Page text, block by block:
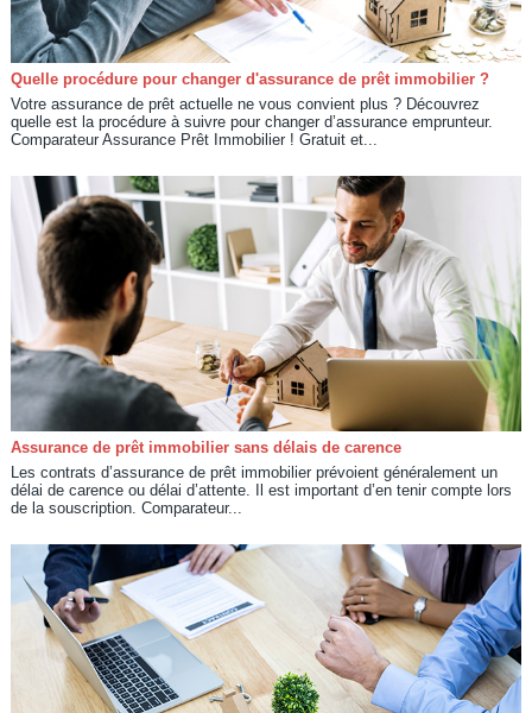
Quelle procédure pour changer d'assurance de prêt immobilier ?
Votre assurance de prêt actuelle ne vous convient plus ? Découvrez
quelle est la procédure à suivre pour changer d’assurance emprunteur.
Comparateur Assurance Prêt Immobilier ! Gratuit et...
Assurance de prêt immobilier sans délais de carence
Les contrats d’assurance de prêt immobilier prévoient généralement un
délai de carence ou délai d’attente. Il est important d’en tenir compte lors
de la souscription. Comparateur...